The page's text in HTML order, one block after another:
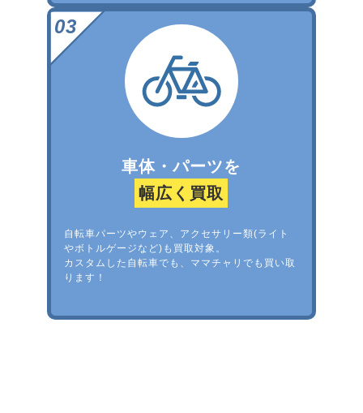
車体・パーツを
幅広く買取
自転車パーツやウェア、アクセサリー類(ライト
やボトルゲージなど)も買取対象。
カスタムした自転車でも、ママチャリでも買い取
ります！